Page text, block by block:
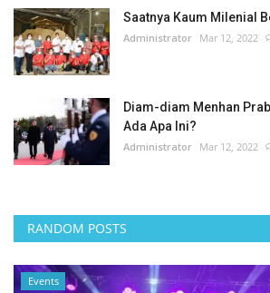
Saatnya Kaum Milenial
Administrator Mar 12, 2022
Diam-diam Menhan
Ada Apa Ini?
Administrator Mar 12, 2022
RANDOM POSTS
Events